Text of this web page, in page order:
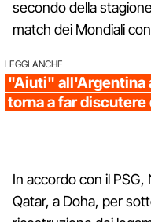
secondo della
match dei Mondiali
LEGGI ANCHE
"Aiuti" all'Argentina
torna a far discutere
In accordo con il
Qatar, a Doha, per